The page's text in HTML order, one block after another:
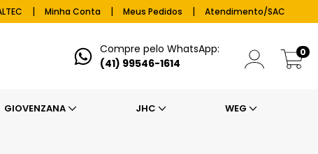
| Minha Conta | Meus Pedidos | Atendimento/SAC
Compre pelo WhatsApp:
(41) 99546-1614
0
GIOVENZANA JHC WEG